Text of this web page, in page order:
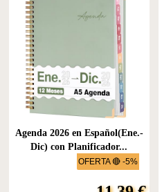
OFERTA 🔴 -5%
Agenda 2026 en Español(Ene.-
Dic) con Planificador...